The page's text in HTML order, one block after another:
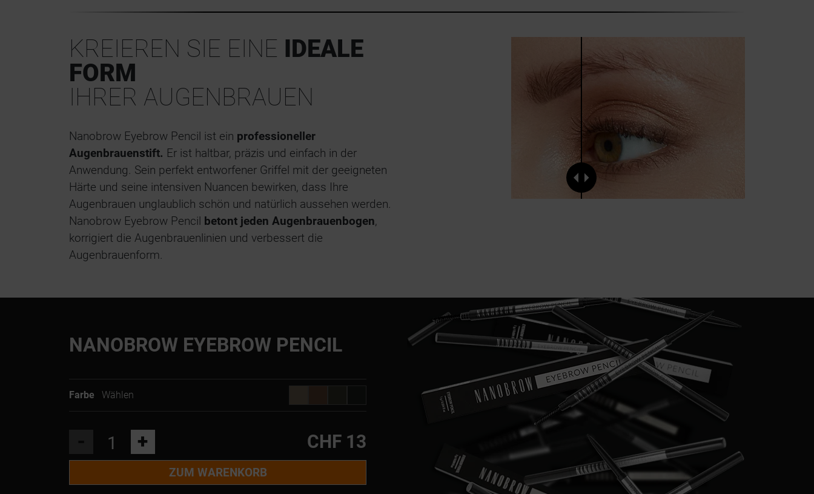
KREIEREN SIE EINE IDEALE
FORM
IHRER AUGENBRAUEN
Nanobrow Eyebrow Pencil ist ein professioneller
Augenbrauenstift. Er ist haltbar, präzis und einfach in der
Anwendung. Sein perfekt entworfener Griffel mit der geeigneten
Härte und seine intensiven Nuancen bewirken, dass Ihre
Augenbrauen unglaublich schön und natürlich aussehen werden.
Nanobrow Eyebrow Pencil betont jeden Augenbrauenbogen,
korrigiert die Augenbrauenlinien und verbessert die
Augenbrauenform.
NANOBROW EYEBROW PENCIL
Farbe Wählen
+ CHF 13
ZUM WARENKORB